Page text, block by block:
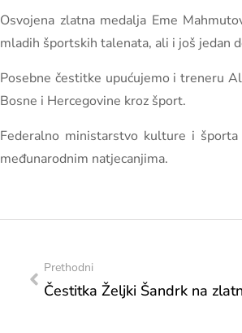
Osvojena zlatna medalja Eme
mladih športskih talenata, ali i još jedan
Posebne čestitke upućujemo i treneru
Bosne i Hercegovine kroz šport.
Federalno ministarstvo kulture i
međunarodnim natjecanjima.
Prethodni